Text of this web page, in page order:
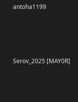
antoha1199
Serov_2025 [MAY0R]